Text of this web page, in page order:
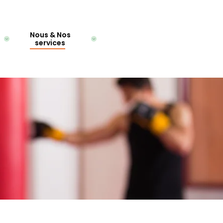
Nous & Nos
services